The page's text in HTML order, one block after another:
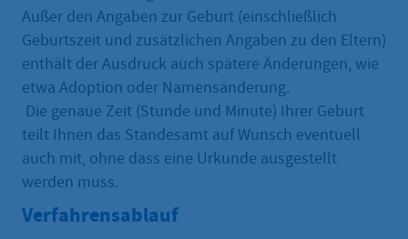
Außer den Angaben zur Geburt (einschließlich
Geburtszeit und zusätzlichen Angaben zu den Eltern)
enthält der Ausdruck auch spätere Änderungen, wie
etwa Adoption oder Namensänderung.
Die genaue Zeit (Stunde und Minute) Ihrer Geburt
teilt Ihnen das Standesamt auf Wunsch eventuell
auch mit, ohne dass eine Urkunde ausgestellt
werden muss.
Verfahrensablauf